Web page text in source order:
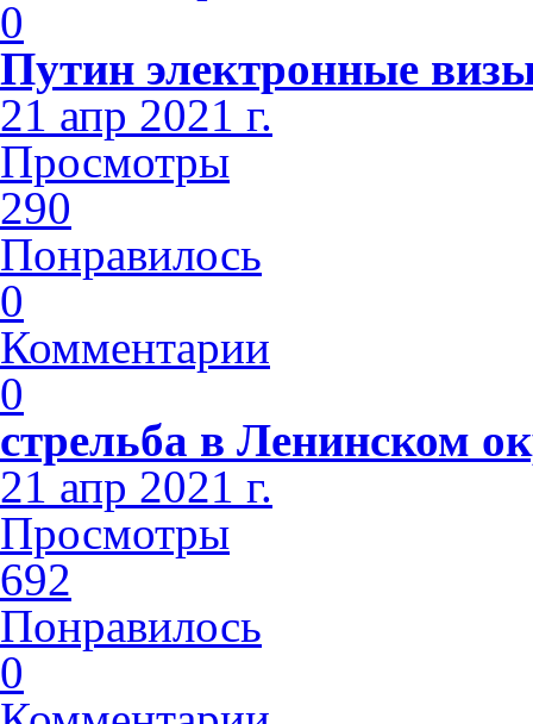
0
Путин электронные
21 апр 2021 г.
Просмотры
290
Понравилось
0
Комментарии
0
стрельба в Ленинском
21 апр 2021 г.
Просмотры
692
Понравилось
0